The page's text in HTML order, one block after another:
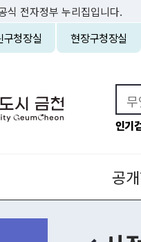
식 전자정부 누리집입니다.
구청장실 현장구청장실
인기
공